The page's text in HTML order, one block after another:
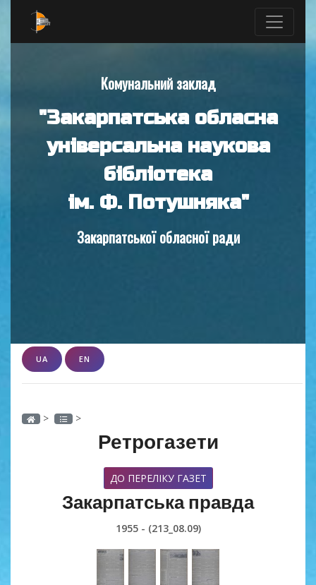
Комунальний заклад
"Закарпатська обласна
універсальна наукова
бібліотека
ім. Ф. Потушняка"
Закарпатської обласної ради
UA EN
> >
Ретрогазети
ДО ПЕРЕЛІКУ ГАЗЕТ
Закарпатська правда
1955 - (213_08.09)